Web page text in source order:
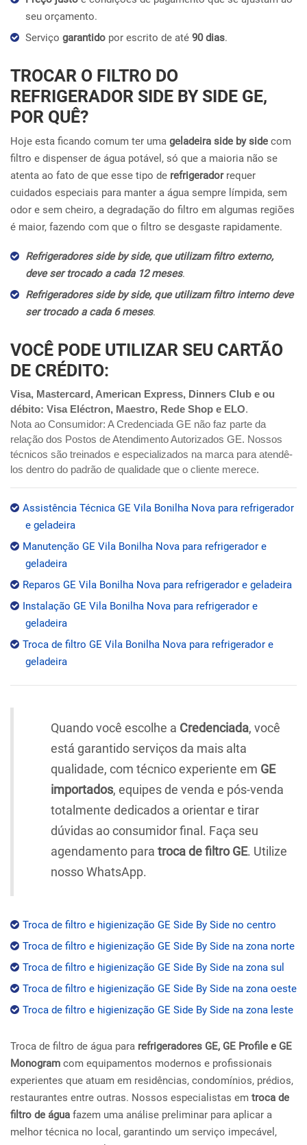
seu orçamento.
Serviço garantido por escrito de até 90 dias.
TROCAR O FILTRO DO
REFRIGERADOR SIDE BY SIDE GE,
POR QUÊ?
Hoje esta ficando comum ter uma geladeira side by side com
filtro e dispenser de água potável, só que a maioria não se
atenta ao fato de que esse tipo de refrigeradorrequer
cuidados especiais para manter a água sempre límpida, sem
odor e sem cheiro, a degradação do filtro em algumas regiões
é maior, fazendo com que o filtro se desgaste rapidamente.
Refrigeradores side by side, que utilizam filtro externo,
deve ser trocado a cada 12 meses.
Refrigeradores side by side, que utilizam filtro interno deve
ser trocado a cada 6 meses.
VOCÊ PODE UTILIZAR SEU CARTÃO
DE CRÉDITO:
Visa, Mastercard, American Express, Dinners Club e ou
débito: Visa Eléctron, Maestro, Rede Shop e ELO.
Nota ao Consumidor: A Credenciada GE não faz parte da
relação dos Postos de Atendimento Autorizados GE. Nossos
técnicos são treinados e especializados na marca para atendê-
los dentro do padrão de qualidade que o cliente merece.
Assistência Técnica GE Vila Bonilha Nova para refrigerador
e geladeira
Manutenção GE Vila Bonilha Nova para refrigerador e
geladeira
Reparos GE Vila Bonilha Nova para refrigerador e geladeira
Instalação GE Vila Bonilha Nova para refrigerador e
geladeira
Troca de filtro GE Vila Bonilha Nova para refrigerador e
geladeira
Quando você escolhe a Credenciada, você
está garantido serviços da mais alta
qualidade, com técnico experiente em GE
importados, equipes de venda e pós-venda
totalmente dedicados a orientar e tirar
dúvidas ao consumidor final. Faça seu
agendamento para troca de filtro GE. Utilize
nosso WhatsApp.
Troca de filtro e higienização GE Side By Side no centro
Troca de filtro e higienização GE Side By Side na zona norte
Troca de filtro e higienização GE Side By Side na zona sul
Troca de filtro e higienização GE Side By Side na zona oeste
Troca de filtro e higienização GE Side By Side na zona leste
Troca de filtro de água para refrigeradores GE, GE Profile e GE
Monogram com equipamentos modernos e profissionais
experientes que atuam em residências, condomínios, prédios,
restaurantes entre outras. Nossos especialistas em troca de
filtro de água fazem uma análise preliminar para aplicar a
melhor técnica no local, garantindo um serviço impecável,